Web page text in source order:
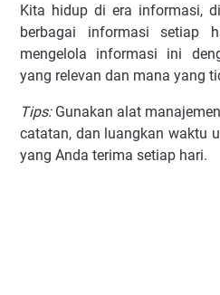
Kita hidup di era informasi,
berbagai informasi setiap
mengelola informasi ini
yang relevan dan mana yang
Tips:Gunakan alat
catatan, dan luangkan waktu
yang Anda terima setiap hari.